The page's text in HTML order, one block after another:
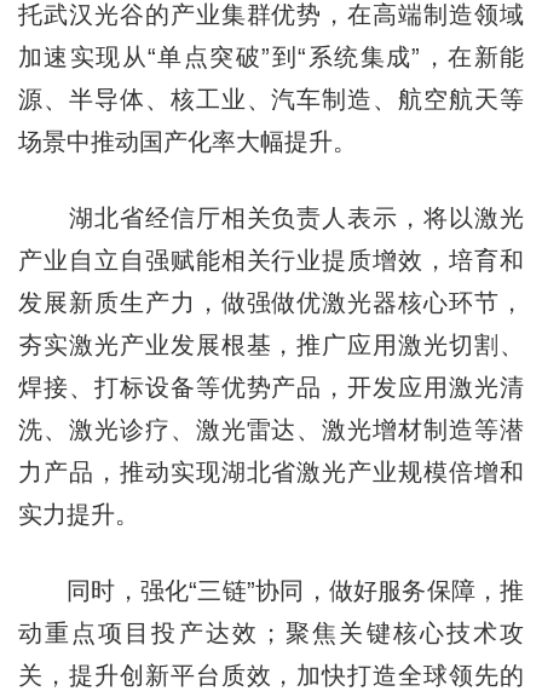
托武汉光谷的产业集群优势，在高端制造领域
加速实现从“单点突破”到“系统集成”，在新能
源、半导体、核工业、汽车制造、航空航天等
场景中推动国产化率大幅提升。
湖北省经信厅相关负责人表示，将以激光
产业自立自强赋能相关行业提质增效，培育和
发展新质生产力，做强做优激光器核心环节，
夯实激光产业发展根基，推广应用激光切割、
焊接、打标设备等优势产品，开发应用激光清
洗、激光诊疗、激光雷达、激光增材制造等潜
力产品，推动实现湖北省激光产业规模倍增和
实力提升。
同时，强化“三链”协同，做好服务保障，推
动重点项目投产达效；聚焦关键核心技术攻
关，提升创新平台质效，加快打造全球领先的